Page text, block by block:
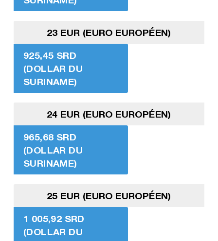
23 EUR (EURO EUROPÉEN)
925,45 SRD
(DOLLAR DU
SURINAME)
24 EUR (EURO EUROPÉEN)
965,68 SRD
(DOLLAR DU
SURINAME)
25 EUR (EURO EUROPÉEN)
1 005,92 SRD
(DOLLAR DU